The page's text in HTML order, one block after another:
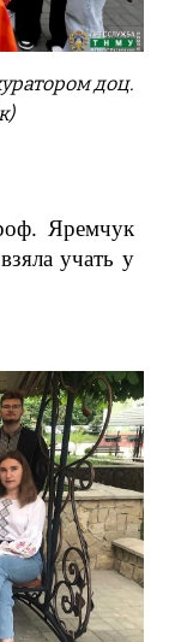
доц.
Яремчук
учать у